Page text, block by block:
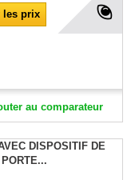
les prix
au comparateur
DISPOSITIF DE